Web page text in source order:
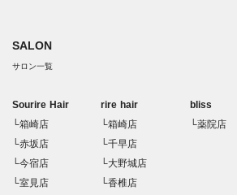
SALON
サロン一覧
Sourire Hair
└箱崎店
└赤坂店
└今宿店
└室見店
rire hair
└箱崎店
└千早店
└大野城店
└香椎店
bliss
└薬院店